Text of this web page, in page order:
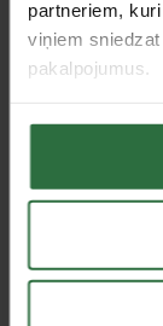
partneriem,
viņiem
pakalpojumus.
Putekļu
sistēma
BOSCH
Ir
Akcija!